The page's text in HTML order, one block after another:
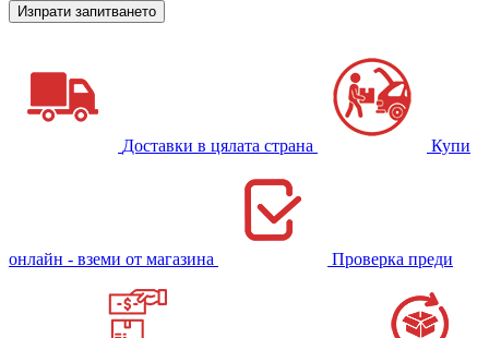
Доставки в цялата страна Купи
онлайн - вземи от магазина Проверка преди